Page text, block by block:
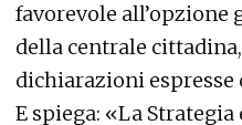
favorevole all’opzione
della centrale
dichiarazioni
E spiega: «La